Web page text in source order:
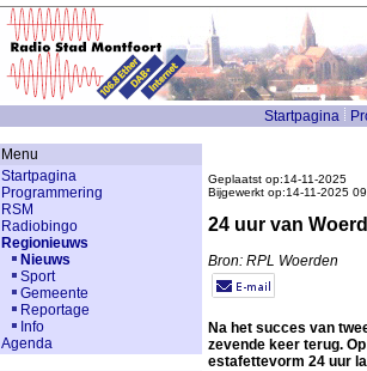
Startpagina
Menu
Startpagina
Programmering
RSM
Radiobingo
Regionieuws
Nieuws
Sport
Gemeente
Reportage
Info
Agenda
Geplaatst op:14-11-2025
Bijgewerkt op:14-11-2025
24 uur van
Bron: RPL Woerden
Na het succes van
zevende keer terug.
estafettevorm 24 uur